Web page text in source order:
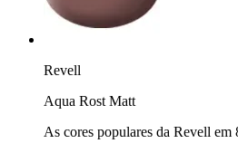
Revell
Aqua Rost Matt
As cores populares da Revell em